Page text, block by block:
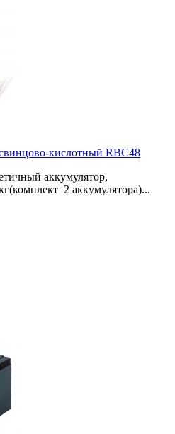
кислотный RBC48
аккумулятор,
2 аккумулятора)...